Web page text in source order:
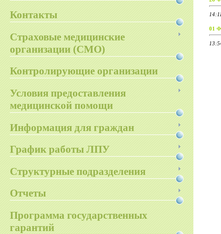
Контакты
Страховые медицинские
организации (СМО)
Контролирующие организации
Условия предоставления
медицинской помощи
Информация для граждан
График работы ЛПУ
Структурные подразделения
Отчеты
Программа государственных
гарантий
01